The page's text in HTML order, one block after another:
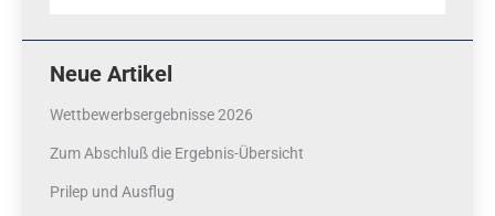
Neue Artikel
Wettbewerbsergebnisse 2026
Zum Abschluß die Ergebnis-Übersicht
Prilep und Ausflug